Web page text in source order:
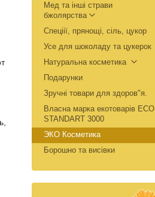
Мед та iншi cтрави
бжолярства
Спеціії, прянощі, сіль, цукор
Усе для шоколаду та цукерок
Натуральна косметика
Подарунки
Зручні товари для здоров"я.
Власна маркa екотоварів ЕСО
STANDART 3000
ЭКО Косметика
Борошно та висiвки